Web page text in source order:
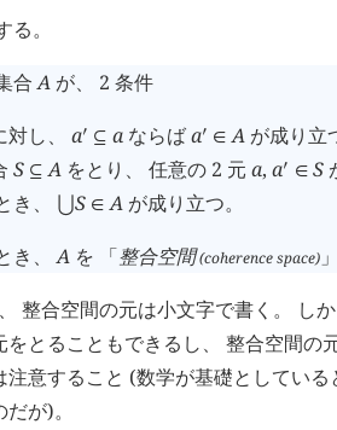
。
合A が、 2 条件
し、 a󰎘 ⊆ aならばa󰎘 ∈ Aが成り立
S ⊆ Aをとり、 任意の 2 元 a, a󰎘 ∈ S
き、
⋃S ∈ Aが成り立つ。
き、A を 「整合空間(coherence space)
整合空間の元は小文字で書く。 し
とることもできるし、 整合空間の
注意すること (数学が基礎としてい
が)。